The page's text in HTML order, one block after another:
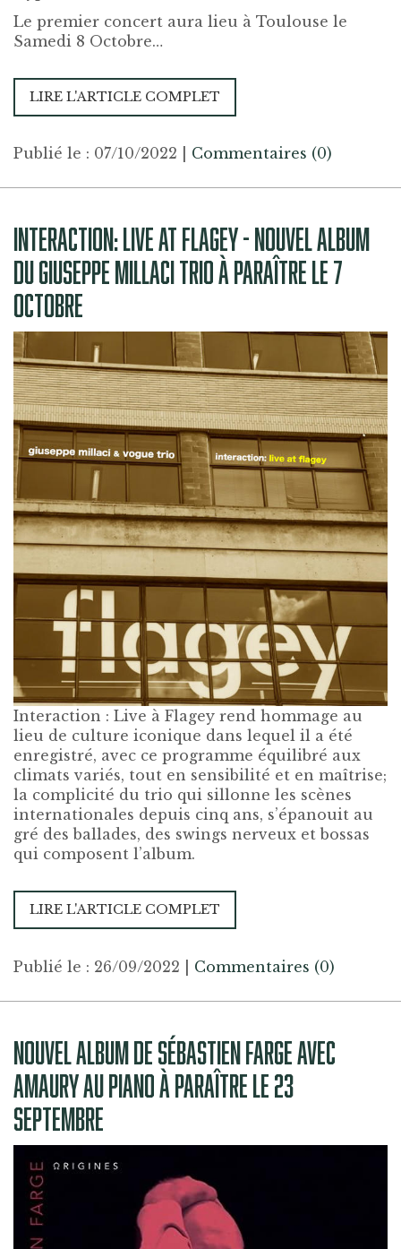
Le premier concert aura lieu à Toulouse le
Samedi 8 Octobre…
LIRE L'ARTICLE COMPLET
Publié le : 07/10/2022 Commentaires (0)
INTERACTION: LIVE AT FLAGEY - NOUVEL ALBUM
DU GIUSEPPE MILLACI TRIO À PARAÎTRE LE 7
OCTOBRE
Interaction : Live à Flagey rend hommage au
lieu de culture iconique dans lequel il a été
enregistré, avec ce programme équilibré aux
climats variés, tout en sensibilité et en maîtrise;
la complicité du trio qui sillonne les scènes
internationales depuis cinq ans, s’épanouit au
gré des ballades, des swings nerveux et bossas
qui composent l’album.
LIRE L'ARTICLE COMPLET
Publié le : 26/09/2022 Commentaires (0)
NOUVEL ALBUM DE SÉBASTIEN FARGE AVEC
AMAURY AU PIANO À PARAÎTRE LE 23
SEPTEMBRE